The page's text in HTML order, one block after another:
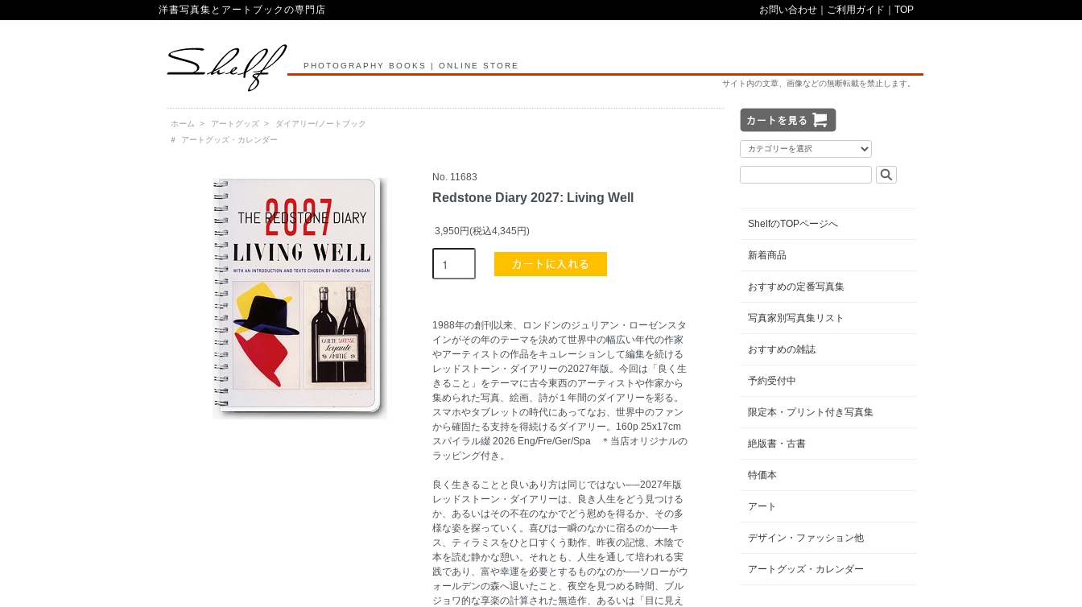
洋書写真集とアートブックの専門店 お問い合わせ ご利用ガイド TOP
PHOTOGRAPHY BOOKS | ONLINE STORE
サイト内の文章、画像などの無断転載を禁止します。
ホーム > アートグッズ >
ダイアリー/ノートブック
＃
アートグッズ・カレンダー
No. 11683
Redstone Diary 2027: Living Well
3,950円(税込4,345円)
1988年の創刊以来、ロンドンのジュリアン・ローゼンスタ
インがその年のテーマを決めて世界中の幅広い年代の作家
やアーティストの作品をキュレーションして編集を続ける
レッドストーン・ダイアリーの2027年版。今回は「良く生
きること」をテーマに古今東西のアーティストや作家から
集められた写真、絵画、詩が１年間のダイアリーを彩る。
スマホやタブレットの時代にあってなお、世界中のファン
から確固たる支持を得続けるダイアリー。160p 25x17cm
スパイラル綴 2026 Eng/Fre/Ger/Spa ＊当店オリジナルの
ラッピング付き。
良く生きることと良いあり方は同じではない──2027年版
レッドストーン・ダイアリーは、良き人生をどう見つける
か、あるいはその不在のなかでどう慰めを得るか、その多
様な姿を探っていく。喜びは一瞬のなかに宿るのか──キ
ス、ティラミスをひと口すくう動作、昨夜の記憶、木陰で
本を読む静かな憩い。それとも、人生を通して培われる実
践であり、富や幸運を必要とするものなのか──ソローがウ
ォールデンの森へ退いたこと、夜空を見つめる時間、ブル
ジョワ的な享楽の計算された無造作、あるいは「目に見え
ShelfのTOPページへ
新着商品
おすすめの定番写真集
写真家別写真集リスト
おすすめの雑誌
予約受付中
限定本・プリント付き写真集
絶版書・古書
特価本
アート
デザイン・ファッション他
アートグッズ・カレンダー